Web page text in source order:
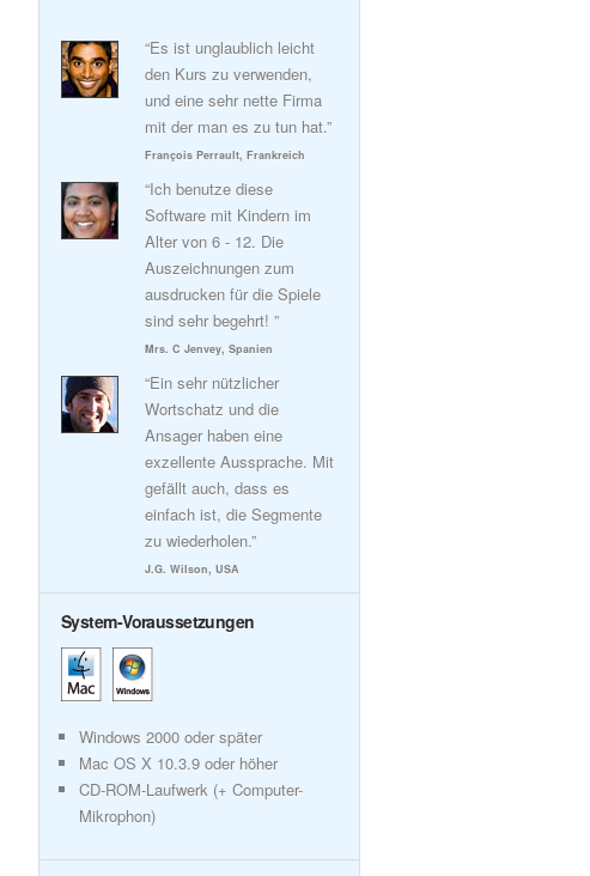
“Es ist unglaublich leicht
den Kurs zu verwenden,
und eine sehr nette Firma
mit der man es zu tun hat.”
François Perrault, Frankreich
“Ich benutze diese
Software mit Kindern im
Alter von 6 - 12. Die
Auszeichnungen zum
ausdrucken für die Spiele
sind sehr begehrt! ”
Mrs. C Jenvey, Spanien
“Ein sehr nützlicher
Wortschatz und die
Ansager haben eine
exzellente Aussprache. Mit
gefällt auch, dass es
einfach ist, die Segmente
zu wiederholen.”
J.G. Wilson, USA
System-Voraussetzungen
Windows 2000 oder später
Mac OS X 10.3.9 oder höher
CD-ROM-Laufwerk (+ Computer-
Mikrophon)